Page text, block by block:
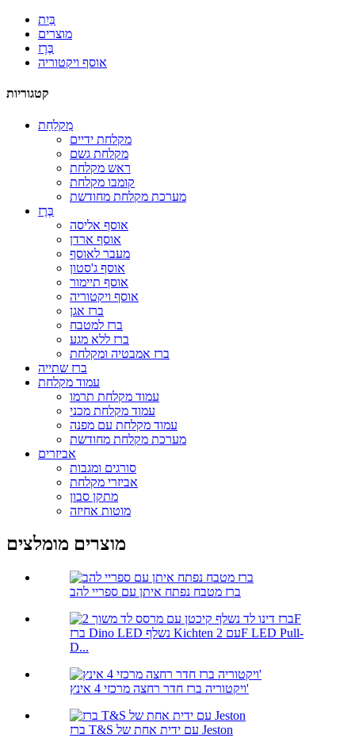
בַּיִת
מוצרים
בֶּרֶז
אוסף ויקטוריה
קטגוריות
מִקלַחַת
מקלחת ידיים
מקלחת גשם
ראש מקלחת
קומבו מקלחת
מערכת מקלחת מחודשת
בֶּרֶז
אוסף אליסה
אוסף ארדן
מעבר לאוסף
אוסף ג'סטון
אוסף תיימור
אוסף ויקטוריה
ברז אגן
ברז למטבח
ברז ללא מגע
ברז אמבטיה ומקלחת
ברז שתייה
עמוד מקלחת
עמוד מקלחת תרמו
עמוד מקלחת מכני
עמוד מקלחת עם מפנה
מערכת מקלחת מחודשת
אביזרים
סורגים ומגבות
אביזרי מקלחת
מתקן סבון
מוטות אחיזה
מוצרים מומלצים
ברז מטבח נפתח איתן עם ספריי להב
ברז Dino LED נשלף Kichten עם 2F LED Pull-
D...
ויקטוריה ברז חדר רחצה מרכזי 4 אינץ'
ברז T&S עם ידית אחת של Jeston